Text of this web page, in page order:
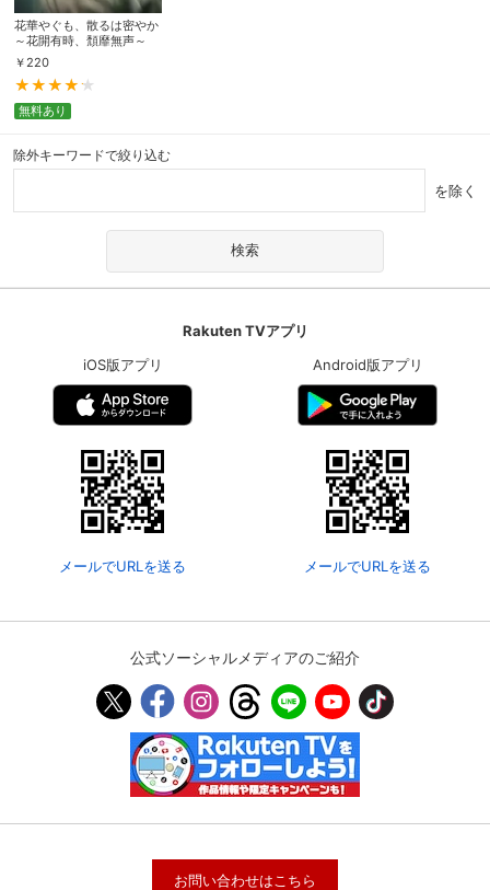
花華やぐも、散るは密やか
～花開有時、頽靡無声～
￥ 220
無料あり
除外キーワードで絞り込む
を除く
Rakuten TVアプリ
iOS版アプリ
メールでURLを送る
Android版アプリ
メールでURLを送る
公式ソーシャルメディアのご紹介
お問い合わせはこちら